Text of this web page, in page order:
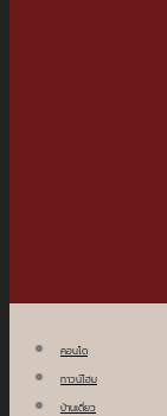
คอนโด
ทาวน์โฮม
บ้านเดี่ยว